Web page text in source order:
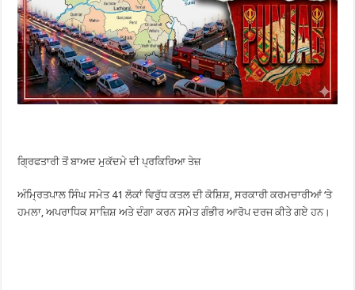
ਗ੍ਰਿਫਤਾਰੀ ਤੋਂ ਬਾਅਦ ਮੁਕੱਦਮੇ ਦੀ ਪ੍ਰਕਿਰਿਆ ਤੇਜ਼
ਅੰਮ੍ਰਿਤਪਾਲ ਸਿੰਘ ਸਮੇਤ 41 ਲੋਕਾਂ ਵਿਰੁੱਧ ਕਤਲ ਦੀ ਕੋਸ਼ਿਸ਼, ਸਰਕਾਰੀ ਕਰਮਚਾਰੀਆਂ ‘ਤੇ
ਹਮਲਾ, ਅਪਰਾਧਿਕ ਸਾਜ਼ਿਸ਼ ਅਤੇ ਦੰਗਾ ਕਰਨ ਸਮੇਤ ਗੰਭੀਰ ਆਰੋਪ ਦਰਜ ਕੀਤੇ ਗਏ ਹਨ।